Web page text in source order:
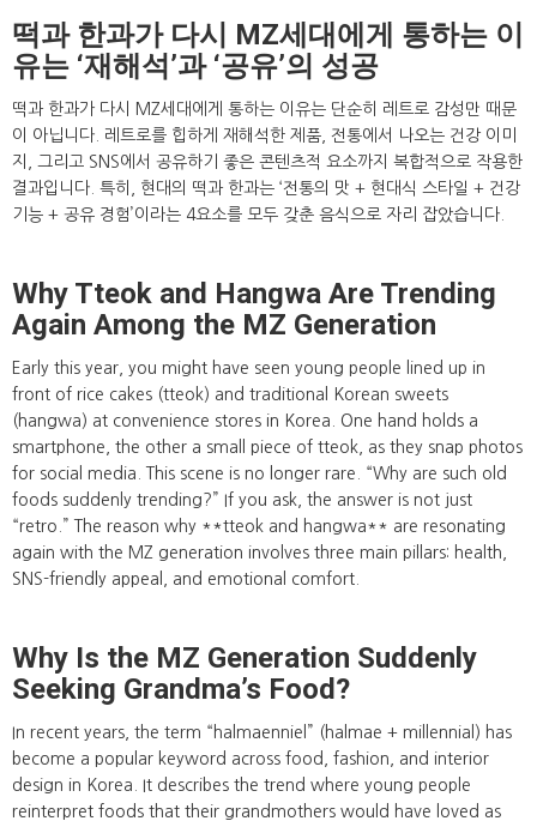
떡과 한과가 다시 MZ세대에게 통하는 이
유는 ‘재해석’과 ‘공유’의 성공
떡과 한과가 다시 MZ세대에게 통하는 이유는 단순히 레트로 감성만 때문
이 아닙니다. 레트로를 힙하게 재해석한 제품, 전통에서 나오는 건강 이미
지, 그리고 SNS에서 공유하기 좋은 콘텐츠적 요소까지 복합적으로 작용한
결과입니다. 특히, 현대의 떡과 한과는 ‘전통의 맛 + 현대식 스타일 + 건강
기능 + 공유 경험’이라는 4요소를 모두 갖춘 음식으로 자리 잡았습니다.
Why Tteok and Hangwa Are Trending
Again Among the MZ Generation
Early this year, you might have seen young people lined up in
front of rice cakes (tteok) and traditional Korean sweets
(hangwa) at convenience stores in Korea. One hand holds a
smartphone, the other a small piece of tteok, as they snap photos
for social media. This scene is no longer rare. “Why are such old
foods suddenly trending?” If you ask, the answer is not just
“retro.” The reason why **tteok and hangwa** are resonating
again with the MZ generation involves three main pillars: health,
SNS-friendly appeal, and emotional comfort.
Why Is the MZ Generation Suddenly
Seeking Grandma’s Food?
In recent years, the term “halmaenniel” (halmae + millennial) has
become a popular keyword across food, fashion, and interior
design in Korea. It describes the trend where young people
reinterpret foods that their grandmothers would have loved as